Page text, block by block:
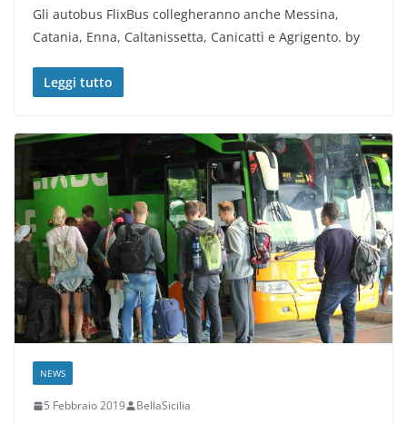
Gli autobus FlixBus collegheranno anche Messina,
Catania, Enna, Caltanissetta, Canicattì e Agrigento. by
Leggi tutto
NEWS
5 Febbraio 2019 BellaSicilia